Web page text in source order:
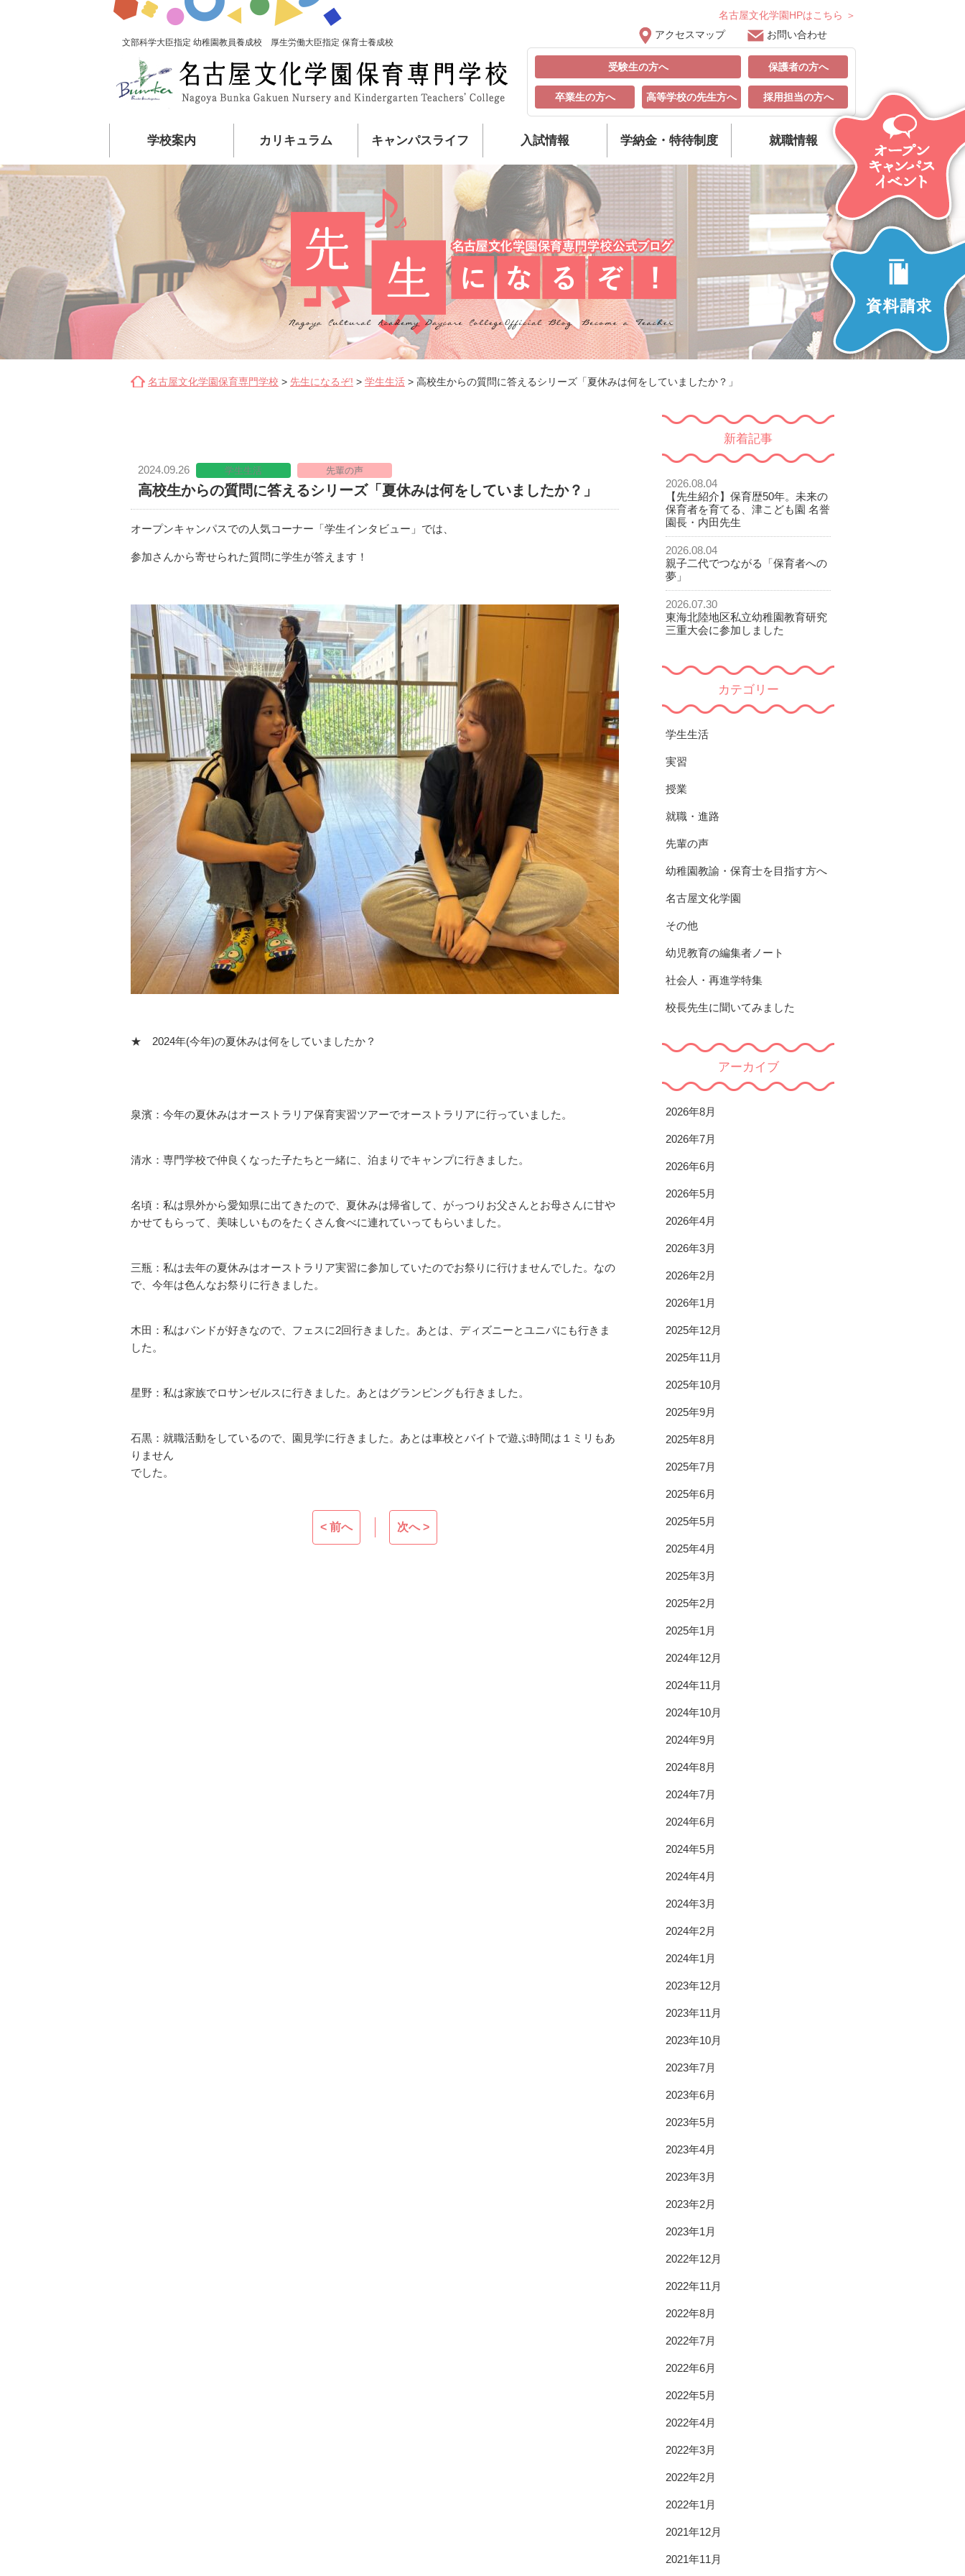
文部科学大臣指定 幼稚園教員養成校 厚生労働大臣指定 保育士養成校
名古屋文化学園HPはこちら ＞
アクセスマップ
お問い合わせ
受験生の方へ 保護者の方へ
卒業生の方へ 高等学校の先生方へ 採用担当の方へ
学校案内 カリキュラム キャンパスライフ 入試情報 学納金・特待制度 就職情報
名古屋文化学園保育専門学校 > 先生になるぞ! > 学生生活 > 高校生からの質問に答えるシリーズ「夏休みは何をしていましたか？」
2024.09.26 学生生活 先輩の声
高校生からの質問に答えるシリーズ「夏休みは何をしていましたか？」
オープンキャンパスでの人気コーナー「学生インタビュー」では、
参加さんから寄せられた質問に学生が答えます！
★ 2024年(今年)の夏休みは何をしていましたか？
泉濱：今年の夏休みはオーストラリア保育実習ツアーでオーストラリアに行っていました。
清水：専門学校で仲良くなった子たちと一緒に、泊まりでキャンプに行きました。
名頃：私は県外から愛知県に出てきたので、夏休みは帰省して、がっつりお父さんとお母さんに甘や
かせても らって、美味しいものをたくさん食べに連れていってもらいました。
三瓶：私は去年の夏休みはオーストラリア実習に参加していたのでお祭りに行けませんでした。なの
で、今年は色んなお祭りに行きました。
木田：私はバンドが好きなので、フェスに2回行きました。あとは、ディズニーとユニバにも行きま
した。
星野：私は家族でロサンゼルスに行きました。あとはグランピングも行きました。
石黒：就職活動をしているので、園見学に行きました。あとは車校とバイトで遊ぶ時間は１ミリもあ
りません
でした。
< 前へ 次へ >
新着記事
2026.08.04
【先生紹介】保育歴50年。未来の
保育者を育てる、津こども園 名誉
園長・内田先生
2026.08.04
親子二代でつながる「保育者への
夢」
2026.07.30
東海北陸地区私立幼稚園教育研究
三重大会に参加しました
カテゴリー
学生生活
実習
授業
就職・進路
先輩の声
幼稚園教諭・保育士を目指す方へ
名古屋文化学園
その他
幼児教育の編集者ノート
社会人・再進学特集
校長先生に聞いてみました
アーカイブ
2026年8月
2026年7月
2026年6月
2026年5月
2026年4月
2026年3月
2026年2月
2026年1月
2025年12月
2025年11月
2025年10月
2025年9月
2025年8月
2025年7月
2025年6月
2025年5月
2025年4月
2025年3月
2025年2月
2025年1月
2024年12月
2024年11月
2024年10月
2024年9月
2024年8月
2024年7月
2024年6月
2024年5月
2024年4月
2024年3月
2024年2月
2024年1月
2023年12月
2023年11月
2023年10月
2023年7月
2023年6月
2023年5月
2023年4月
2023年3月
2023年2月
2023年1月
2022年12月
2022年11月
2022年8月
2022年7月
2022年6月
2022年5月
2022年4月
2022年3月
2022年2月
2022年1月
2021年12月
2021年11月